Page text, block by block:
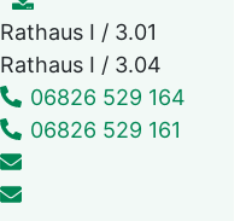
Rathaus I / 3.01
Rathaus I / 3.04
06826 529 164
06826 529 161